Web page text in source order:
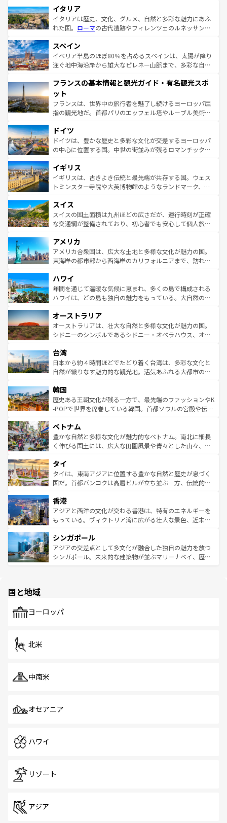
イタリア
イタリアは歴史、文化、グルメ、自然と多彩な魅力にあふ
れた国。 ローマの古代遺跡やフィレンツェのルネッサンス
ろん、トスカーナの美しい田園風景やアマルフィ海岸の絶
景など、自然景観も見逃せない。観光の合間には、本場の
ピザやパスタなど、絶品のイタリア料理を堪能することも
ませてくれるイタリアで、忘れられない旅をしてみよう！
なお、新着のイタリア情報は
しい。
スペイン
イベリア半島のほぼ80％を占めるスペインは、太陽が降り
注ぐ地中海沿岸から雄大なピレネー山脈まで、多彩な自然
文化が根付くこの国では、情熱的なフラメンコ、熱気あふ
れる闘牛、そして美味しいタパスが生活の一部となってい
る。首都マドリードの洗練された雰囲気や、バルセロナの
アートに溢れた街角から、地方では古代ローマ遺跡や中世
せる。地方によって風土や気候が異なるスペインはその個
性で訪れる人を魅了する。 なお、新着のスペイン情報は コ
ンテンツ一覧を参照してほしい。
フランスの基本情報と観光ガイド・有名観光スポ
ット
フランスは、世界中の旅行者を魅了し続けるヨーロッパ屈
指の観光地だ。首都パリのエッフェル塔やルーブル美術館
で、幅広い魅力が詰まっている。華麗な宮殿、歴史的な大
聖堂、美しいビーチ、そして豊かな自然が、訪れる者を心
から魅了する。また、フランスは美食の国としても知ら
いる。シャンパンの発祥地であるランス、プロヴァンスの
香り高いラベンダー畑など、多彩な楽しみ方が可能だ。さ
らに、パリ以外の地域にも魅力が溢れており、どの街角に
れる地方に足を運ぶとそれぞれで全く異なる文化を体験で
きるだろう。 なお、新着のフランス情報はコンテンツ一覧
を参照してほしい。
ドイツ
ドイツは、豊かな歴史と多彩な文化が交差するヨーロッパ
の中心に位置する国。中世の街並みが残るロマンチック街
顔を持つこの国は、どこを歩いても飽きることがない。ベ
ルリンの文化的活気、バイエルン州のアルプスの絶景、そ
してライン川沿いのワイン畑といった風景は必見。ビール
は、お酒好きな人にはぜひ体験してほしい。 なお、新着の
ドイツ情報はコンテンツ一覧を参照してほしい。
イギリス
イギリスは、古きよき伝統と最先端が共存する国。ウェス
トミンスター寺院や大英博物館のようなランドマーク、歴
リアごとに異なる魅力がある。また、優雅なアフタヌーン
ティー、ビール好きにはたまらない英国パブ、サッカー観
戦など、本場だからこそできる体験も豊富。イギリスを旅
ンツ一覧を参照してほしい。
スイス
スイスの国土面積は九州ほどの広さだが、運行時刻が正確
な交通網が整備されており、初心者でも安心して個人旅行
の建物がそのまま残る町や、スイスならではのユニークな
博物館もあり、アルプス観光だけでなく町歩きも満喫する
ことができる。国民の所得が高いため物価も高いが、旅行
ば市内交通費無料で観光を楽しむこともできる。 なお、新
着のスイス情報はコンテンツ一覧 を参照してほしい。
アメリカ
アメリカ合衆国は、広大な土地と多様な文化が魅力の国。
東海岸の都市部から西海岸のカリフォルニアまで、訪れる
のような巨大都市は、観光、ショッピング、エンターテイ
ンメントが詰まった刺激的なスポットだ。一方、アメリカ
西部には大自然が広がり、グランドキャニオンやイエロー
部のニューオーリンズでは、音楽と美食が融合した独特の
文化が魅力。旅行者はアメリカの各地域で異なる魅力を楽
しみながら、その多様性と豊かな歴史を感じることができ
ならではの贅沢な旅のスタイルだ。 なお、新着のアメリカ
情報はコンテンツ一覧を参照してほしい。
ハワイ
年間を通じて温暖な気候に恵まれ、多くの島で構成される
ハワイは、どの島も独自の魅力をもっている。大自然の神
ワイ島は見逃せない。また、定番の観光地といえばオアフ
島だが、静かな自然を求めるならマウイ島やカウアイ島が
おすすめ。エメラルドグリーンに輝く海をはじめ、豊かな
れるおもてなしの心で訪れる人々を迎えてくれるハワイの
人々、おいしいローカルフードやハワイアンミュージッ
ク、伝統的なフラダンスなど、すべてがハワイの魅力を彩
ワイを、存分に味わってほしい。 なお、新着のハワイ情報
はコンテンツ一覧を参照してほしい。
オーストラリア
オーストラリアは、壮大な自然と多様な文化が魅力の国。
シドニーのシンボルであるシドニー・オペラハウス、オー
リアリーフや大陸中央部にそびえるウルル（エアーズロッ
ク）、タスマニアの美しい原生林やケアンズの熱帯雨林な
ど、見どころがたくさん。また、カフェやワイン、オージ
いる。アクティビティも充実しており、サーフィンやダイ
ビング、ハイキングなど、アウトドア好きにはたまらな
い。オーストラリアの多彩な魅力を存分に味わいつくそ
参照してほしい。
台湾
日本から約４時間ほどでたどり着く台湾は、多彩な文化と
自然が織りなす魅力的な観光地。活気あふれる大都市の台
ン）、静ひつな山岳地帯である台湾東部など、都市の喧騒
と山間の静けさが共存しており、訪れる人に新しい発見と
驚きをもたらしてくれる。また、奥深い台湾の食文化も魅
容にもいいと評判のスイーツなど、バラエティ豊かな料理
が味わえる。 なお、新着の台湾情報は コンテンツ一覧を参
照してほしい。
韓国
歴史ある王朝文化が残る一方で、最先端のファッションやK
-POPで世界を席巻している韓国。首都ソウルの宮殿や伝統
き、地方に足を延ばせば四季折々の自然美を楽しむことが
できる。そして、キムチや焼肉、絶品のストリートフード
まで、さまざまな韓国料理が待っている。夜には、韓国な
リティに包まれながら、韓国の多彩な魅力を心ゆくまで味
わってみてほしい。 なお、新着の韓国情報はコンテンツ一
覧を参照してほしい。
ベトナム
豊かな自然と多様な文化が魅力的なベトナム。南北に細長
く伸びる国土には、広大な田園風景や青々とした山々、世
急速な発展と共に伝統が息づく。ハノイの古い町並みやホ
ーチミン市のフランス統治時代の建物も、独特の雰囲気を
醸し出している。また、バラエティの豊かさとおいしさで
とつ。フォーやバインミー、ベトナムコーヒーなどは、ぜ
ひ現地で味わいたい。どの地域を訪れてもあたたかい人々
が旅行者を迎えてくれるので、きっと忘れられない旅にな
参照してほしい。
タイ
タイは、東南アジアに位置する豊かな自然と歴史が息づく
国だ。首都バンコクは高層ビルが立ち並ぶ一方、伝統的な
の活気が交差している。北部ではチェンマイなどの山岳地
帯で自然と触れ合い、南部ではプーケットやクラビの美し
いビーチでリゾート気分を楽しむことができる。タイ料理
激する。気候は一年中温暖で、どの季節にも異なる楽しみ
が待っている。親しみやすいタイの人々、仏教を中心とし
た文化、そして多様な観光資源が、訪れる旅人を魅了し続
香港
アジアと西洋の文化が交わる香港は、特有のエネルギーを
もっている。ヴィクトリア湾に広がる壮大な景色、近未来
み、どこを訪れても感動するはず。観光スポットが密集し
ており、効率よく見どころを回れるのも魅力。息をのむよ
うな絶景から文化的な体験まで、香港を存分に楽しみ尽く
シンガポール
アジアの交差点として多文化が融合した独自の魅力を放つ
シンガポール。未来的な建築物が並ぶマリーナベイ、歴史
で、ホーカーズは地元の風情を楽しめる外せないスポット
国と地域
ヨーロッパ
北米
中南米
オセアニア
ハワイ
リゾート
アジア